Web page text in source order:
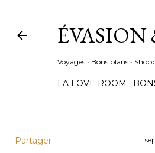
ÉVASION
Voyages • Bons plans •
LA LOVE ROOM
Partager